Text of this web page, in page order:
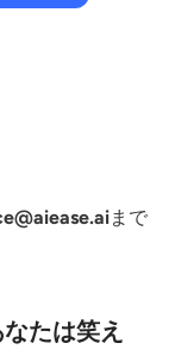
まで
たは笑え